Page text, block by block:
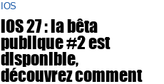
IOS
iOS 27 : la bêta
publique #2 est
disponible,
découvrez comment